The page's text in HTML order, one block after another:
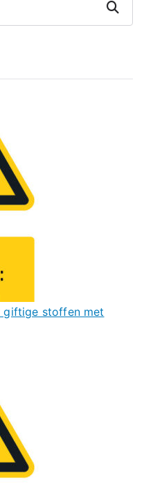
Zoeken
giftige stoffen met